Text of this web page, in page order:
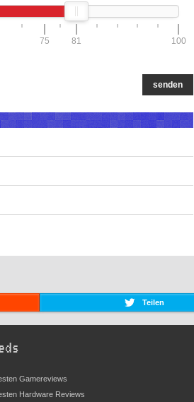
75 81 100
senden
Teilen
Gamereviews
Hardware Reviews